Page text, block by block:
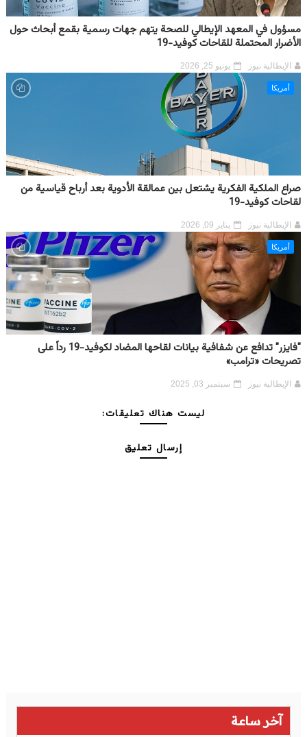
مسؤول في المعهد الإيطالي للصحة يتهم جهات رسمية بقمع أبحاث حول
الأضرار المحتملة للقاحات كوفيد-19
الإيطالية نيوز يونيو 25, 2026
أمريكا
صراع الملكية الفكرية يشتعل بين عمالقة الأدوية بعد أرباح قياسية من
لقاحات كوفيد-19
الإيطالية نيوز يناير 09, 2026
أمريكا
"فايزر" تدافع عن شفافية بيانات لقاحها المضاد لكوفيد-19 رداً على
تصريحات «ترامب»
الإيطالية نيوز سبتمبر 03, 2025
ليست هناك تعليقات:
إرسال تعليق
آخر ساعة